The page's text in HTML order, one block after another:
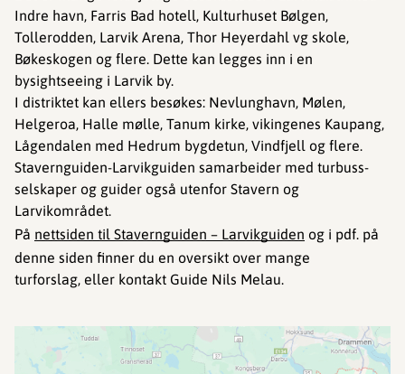
Indre havn, Farris Bad hotell, Kulturhuset Bølgen,
Tollerodden, Larvik Arena, Thor Heyerdahl vg skole,
Bøkeskogen og flere. Dette kan legges inn i en
bysightseeing i Larvik by.
I distriktet kan ellers besøkes: Nevlunghavn, Mølen,
Helgeroa, Halle mølle, Tanum kirke, vikingenes Kaupang,
Lågendalen med Hedrum bygdetun, Vindfjell og flere.
Stavernguiden-Larvikguiden samarbeider med turbuss-
selskaper og guider også utenfor Stavern og
Larvikområdet.
På nettsiden til Stavernguiden – Larvikguiden og i pdf. på
denne siden finner du en oversikt over mange
turforslag, eller kontakt Guide Nils Melau.